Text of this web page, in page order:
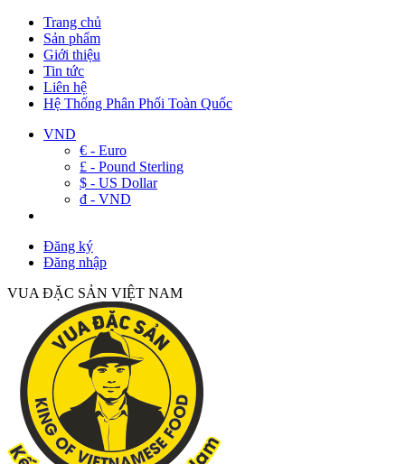
Trang chủ
Sản phẩm
Giới thiệu
Tin tức
Liên hệ
Hệ Thống Phân Phối Toàn Quốc
VND
€ - Euro
£ - Pound Sterling
$ - US Dollar
đ - VND
Đăng ký
Đăng nhập
VUA ĐẶC SẢN VIỆT NAM